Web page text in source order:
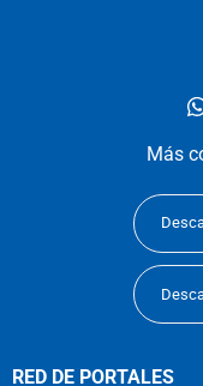
Más
RED DE PORTALES